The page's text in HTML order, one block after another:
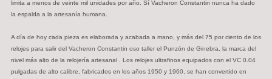
limita a menos de veinte mil unidades por año. Sí Vacheron Constantin nunca ha dado
la espalda a la artesanía humana.
A día de hoy cada pieza es elaborada y acabada a mano, y más del 75 por ciento de los
relojes para salir del Vacheron Constantin oso taller el Punzón de Ginebra, la marca del
nivel más alto de la relojería artesanal . Los relojes ultrafinos equipados con el VC 0.04
pulgadas de alto calibre, fabricados en los años 1950 y 1960, se han convertido en